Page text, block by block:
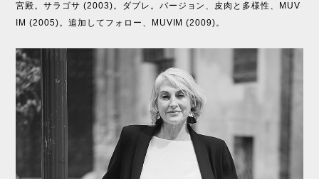
宮殿。サラゴサ (2003)。ダプレ。バージョン、皮肉と多様性、MUV
IM (2005)。追加してフォロー、MUVIM (2009)。